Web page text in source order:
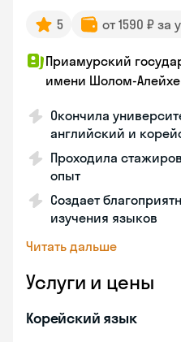
5 от 1590 ₽ за
Приамурский
имени Шолом-
Окончила
английский и
Проходила
опыт
Создает
изучения языков
Читать дальше
Услуги и цены
Корейский язык